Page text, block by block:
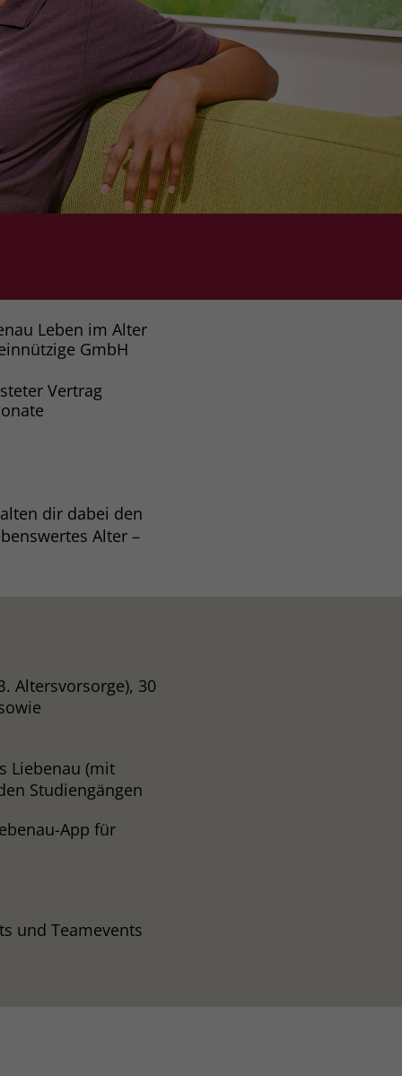
Leben im Alter
GmbH
Vertrag
dir dabei den
Alter –
Altersvorsorge), 30
Liebenau (mit
Studiengängen
App für
und Teamevents